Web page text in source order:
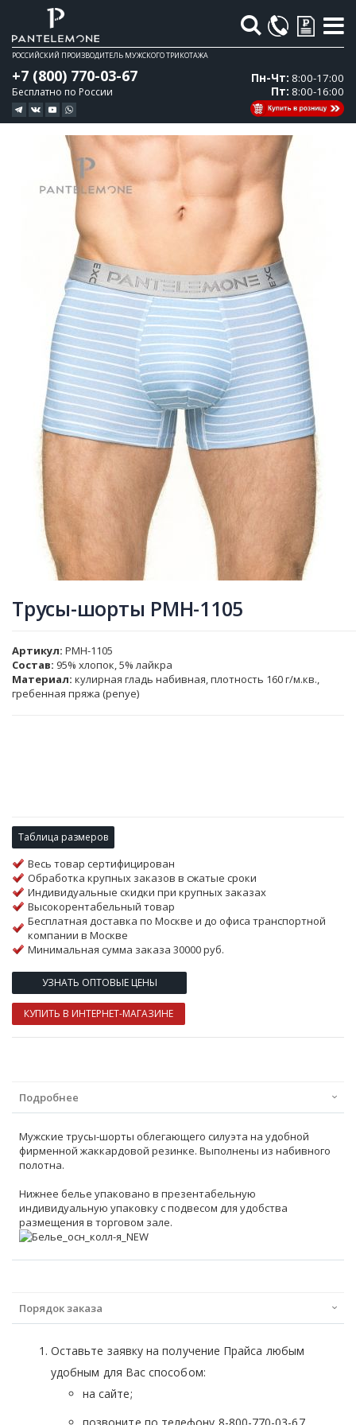
Поиск
РОССИЙСКИЙ ПРОИЗВОДИТЕЛЬ МУЖСКОГО ТРИКОТАЖА
+7 (800) 770-03-67
Бесплатно по России
Пн-Чт: 8:00-17:00
Пт: 8:00-16:00
галереи
изображений
галереи
изображений
Трусы-шорты PMH-1105
Артикул PMH-1105
Состав: 95% хлопок, 5% лайкра
Материал: кулирная гладь набивная, плотность 160 г/м.кв.,
гребенная пряжа (penye)
Таблица размеров
Весь товар сертифицирован
Обработка крупных заказов в сжатые сроки
Индивидуальные скидки при крупных заказах
Высокорентабельный товар
Бесплатная доставка по Москве и до офиса транспортной
компании в Москве
Минимальная сумма заказа 30000 руб.
УЗНАТЬ ОПТОВЫЕ ЦЕНЫ
КУПИТЬ В ИНТЕРНЕТ-МАГАЗИНЕ
Подробнее
Мужские трусы-шорты облегающего силуэта на удобной
фирменной жаккардовой резинке. Выполнены из набивного
полотна.
Нижнее белье упаковано в презентабельную
индивидуальную упаковку с подвесом для удобства
размещения в торговом зале.
Порядок заказа
Оставьте заявку на получение Прайса любым
удобным для Вас способом:
на сайте;